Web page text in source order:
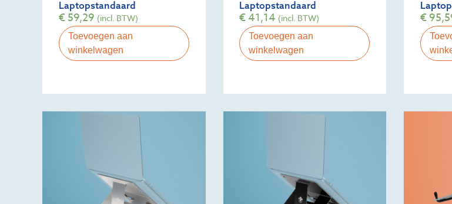
Laptopstandaard
€59,29 (incl. BTW)
Toevoegen aan
winkelwagen
Laptopstandaard
€41,14 (incl. BTW)
Toevoegen aan
winkelwagen
€